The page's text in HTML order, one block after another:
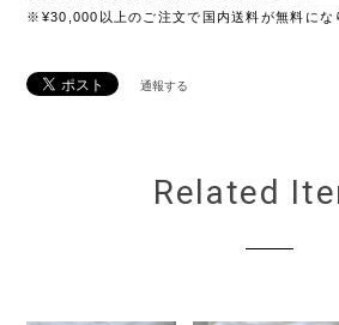
※¥30,000以上のご注文で国内送料が無料にな
通報する
Related